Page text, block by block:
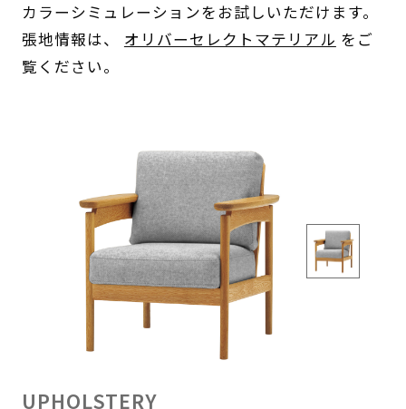
カラーシミュレーションをお試しいただけます。
張地情報は、 オリバーセレクトマテリアル をご
覧ください。
UPHOLSTERY